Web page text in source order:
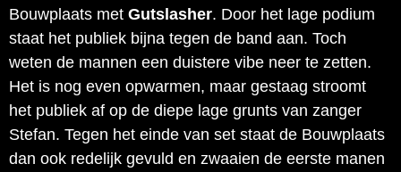
Bouwplaats met Gutslasher. Door het lage podium
staat het publiek bijna tegen de band aan. Toch
weten de mannen een duistere vibe neer te zetten.
Het is nog even opwarmen, maar gestaag stroomt
het publiek af op de diepe lage grunts van zanger
Stefan. Tegen het einde van set staat de Bouwplaats
dan ook redelijk gevuld en zwaaien de eerste manen